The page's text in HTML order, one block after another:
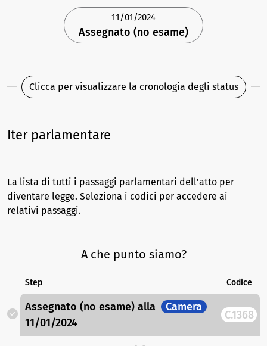
11/01/2024
Assegnato (no esame)
Clicca per visualizzare la cronologia degli status
Iter parlamentare
La lista di tutti i passaggi parlamentari dell'atto per
diventare legge. Seleziona i codici per accedere ai
relativi passaggi.
A che punto siamo?
Step Codice
Assegnato (no esame) alla
Camera
11/01/2024
C.1368